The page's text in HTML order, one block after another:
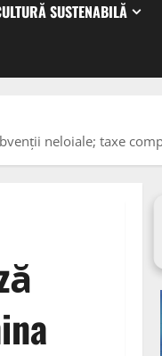
SUSTENABILĂ
neloiale; taxe